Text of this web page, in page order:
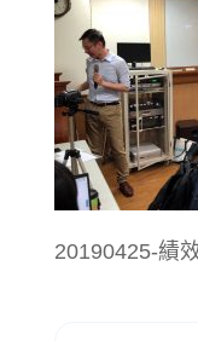
20190425-績